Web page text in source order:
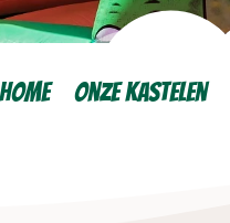
Home Onze kastelen